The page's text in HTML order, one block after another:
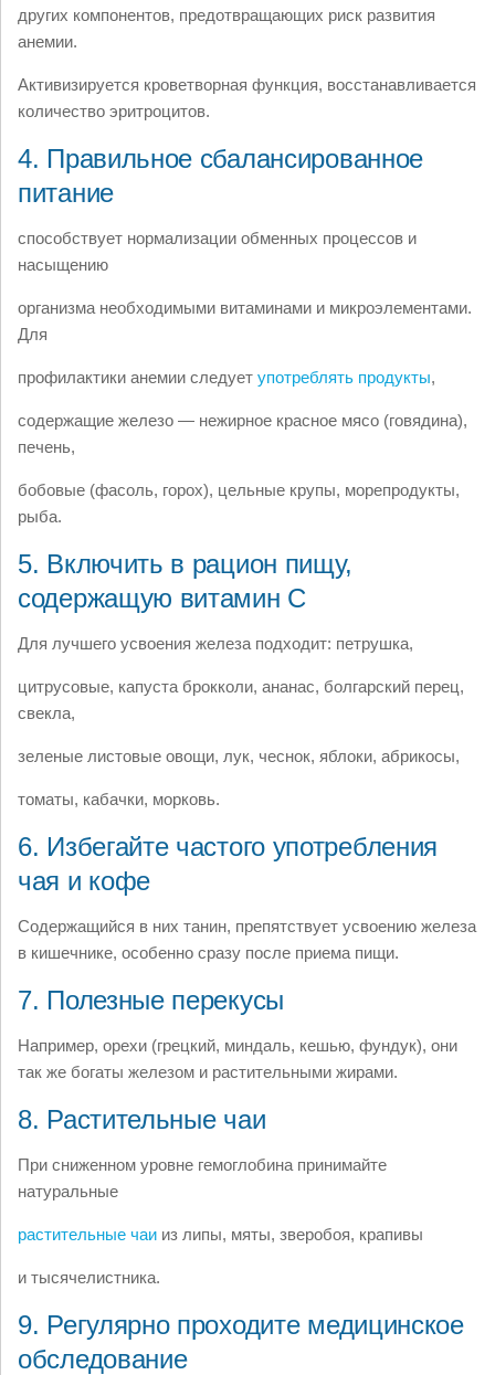
других компонентов, предотвращающих риск развития
анемии.
Активизируется кроветворная функция, восстанавливается
количество эритроцитов.
4. Правильное сбалансированное
питание
способствует нормализации обменных процессов и
насыщению
организма необходимыми витаминами и микроэлементами.
Для
профилактики анемии следует употреблять продукты,
содержащие железо — нежирное красное мясо (говядина),
печень,
бобовые (фасоль, горох), цельные крупы, морепродукты,
рыба.
5. Включить в рацион пищу,
содержащую витамин С
Для лучшего усвоения железа подходит: петрушка,
цитрусовые, капуста брокколи, ананас, болгарский перец,
свекла,
зеленые листовые овощи, лук, чеснок, яблоки, абрикосы,
томаты, кабачки, морковь.
6. Избегайте частого употребления
чая и кофе
Содержащийся в них танин, препятствует усвоению железа
в кишечнике, особенно сразу после приема пищи.
7. Полезные перекусы
Например, орехи (грецкий, миндаль, кешью, фундук), они
так же богаты железом и растительными жирами.
8. Растительные чаи
При сниженном уровне гемоглобина принимайте
натуральные
растительные чаи из липы, мяты, зверобоя, крапивы
и тысячелистника.
9. Регулярно проходите медицинское
обследование